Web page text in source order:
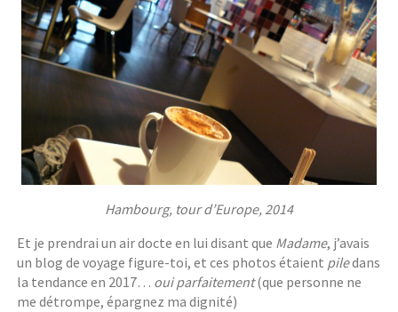
Hambourg, tour d’Europe, 2014
Et je prendrai un air docte en lui disant que Madame, j’avais
un blog de voyage figure-toi, et ces photos étaient piledans
la tendance en 2017… oui parfaitement(que personne ne
me détrompe, épargnez ma dignité)